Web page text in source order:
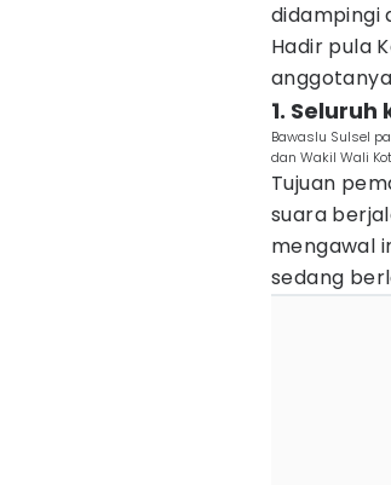
didampingi
Hadir pula
1.
Bawaslu Sulsel
dan Wakil Wali
Tujuan
suara
mengawal
sedang